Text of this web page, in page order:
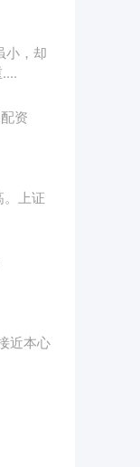
小，却
资
上证
近本心